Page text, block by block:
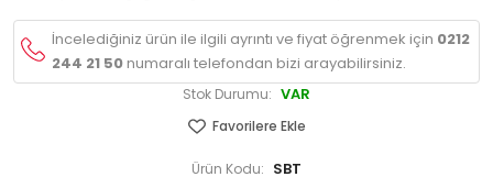
İncelediğiniz ürün ile ilgili ayrıntı ve fiyat öğrenmek için 0212
244 21 50numaralı telefondan bizi arayabilirsiniz.
Stok Durumu: VAR
Favorilere Ekle
Ürün Kodu: SBT